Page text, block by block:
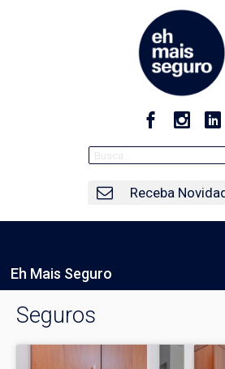
Receba
Eh Mais Seguro
Seguros